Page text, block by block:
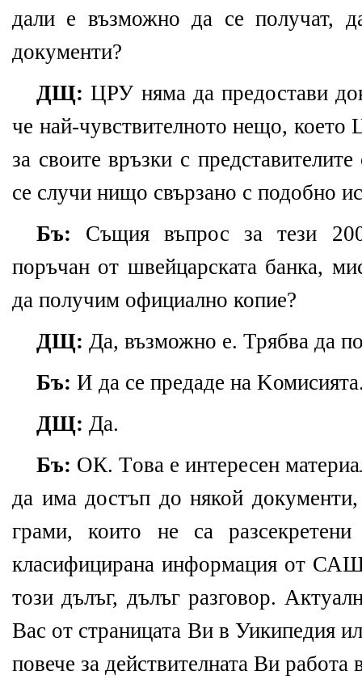
дали е възможно да се получат,
документи?
ДЩ: ЦРУ няма да предостави
че най-чувствителното нещо,
за своите връзки с
се случи нищо свързано с подобно
Бъ: Същия въпрос за тези
поръчан от швейцарската банка,
да получим официално копие?
ДЩ: Да, възможно е. Трябва да
Бъ: И да се предаде на
ДЩ: Да.
Бъ: ОК. Tова е интересен
да има достъп до някой
грами, които не са
класифицирана информация от
този дълъг, дълъг разговор.
Вас от страницата Ви в Уикипедия
повече за действителната Ви работа